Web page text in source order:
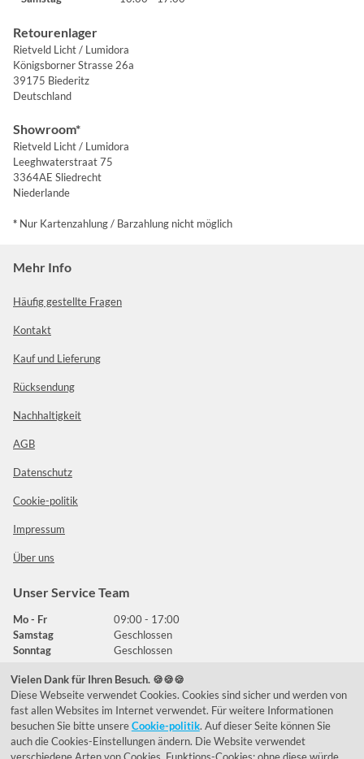
Retourenlager
Rietveld Licht / Lumidora
Königsborner Strasse 26a
39175 Biederitz
Deutschland
Showroom*
Rietveld Licht / Lumidora
Leeghwaterstraat 75
3364AE Sliedrecht
Niederlande
* Nur Kartenzahlung / Barzahlung nicht möglich
Mehr Info
Häufig gestellte Fragen
Kontakt
Kauf und Lieferung
Rücksendung
Nachhaltigkeit
AGB
Datenschutz
Cookie-politik
Impressum
Über uns
Unser Service Team
Mo - Fr
09:00 - 17:00
Samstag
Geschlossen
Sonntag
Geschlossen
Häufig gestellte Fragen
039292 - 678215
Vielen Dank für Ihren Besuch. 🍪🍪🍪
Diese Webseite verwendet Cookies. Cookies sind sicher und werden von
fast allen Websites im Internet verwendet. Für weitere Informationen
besuchen Sie bitte unsereCookie-politik. Auf dieser Seite können Sie
auch die Cookies-Einstellungen ändern. Die Website verwendet